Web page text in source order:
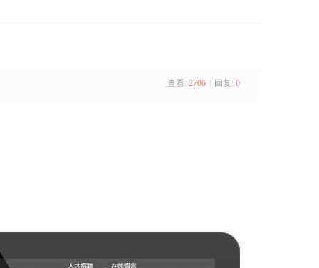
查看: 2706 | 回复: 0